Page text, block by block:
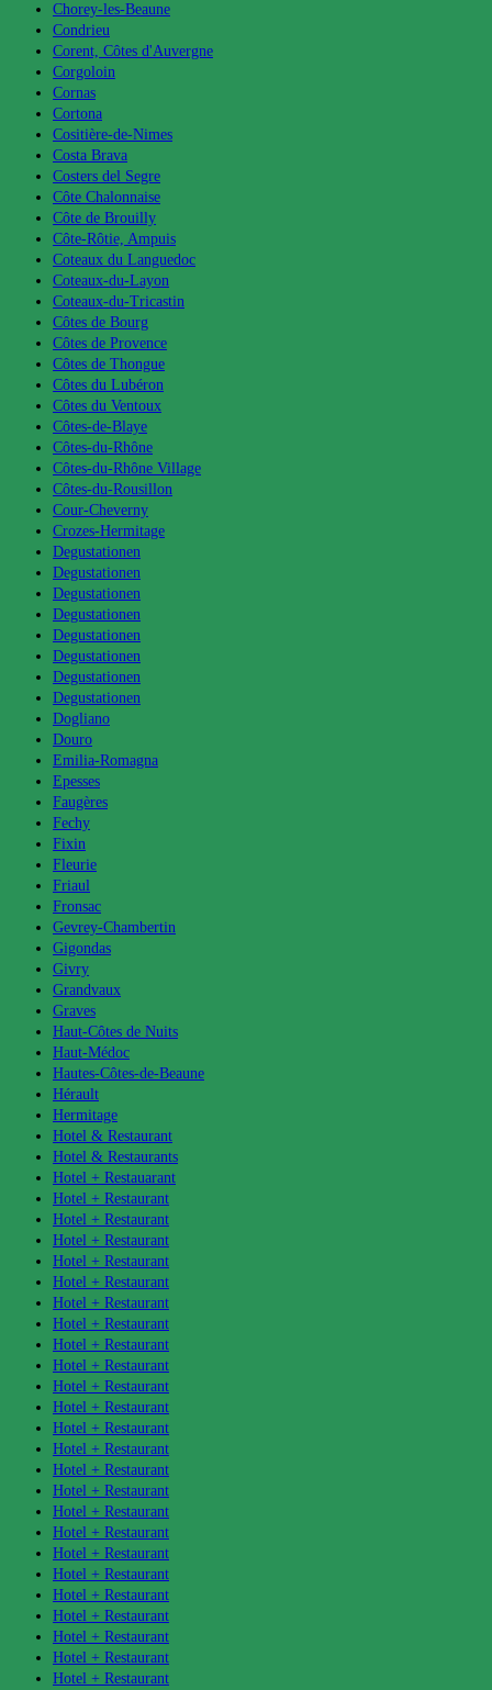
Chorey-les-Beaune
Condrieu
Corent, Côtes d'Auvergne
Corgoloin
Cornas
Cortona
Cositière-de-Nimes
Costa Brava
Costers del Segre
Côte Chalonnaise
Côte de Brouilly
Côte-Rôtie, Ampuis
Coteaux du Languedoc
Coteaux-du-Layon
Coteaux-du-Tricastin
Côtes de Bourg
Côtes de Provence
Côtes de Thongue
Côtes du Lubéron
Côtes du Ventoux
Côtes-de-Blaye
Côtes-du-Rhône
Côtes-du-Rhône Village
Côtes-du-Rousillon
Cour-Cheverny
Crozes-Hermitage
Degustationen
Degustationen
Degustationen
Degustationen
Degustationen
Degustationen
Degustationen
Degustationen
Dogliano
Douro
Emilia-Romagna
Epesses
Faugères
Fechy
Fixin
Fleurie
Friaul
Fronsac
Gevrey-Chambertin
Gigondas
Givry
Grandvaux
Graves
Haut-Côtes de Nuits
Haut-Médoc
Hautes-Côtes-de-Beaune
Hérault
Hermitage
Hotel & Restaurant
Hotel & Restaurants
Hotel + Restauarant
Hotel + Restaurant
Hotel + Restaurant
Hotel + Restaurant
Hotel + Restaurant
Hotel + Restaurant
Hotel + Restaurant
Hotel + Restaurant
Hotel + Restaurant
Hotel + Restaurant
Hotel + Restaurant
Hotel + Restaurant
Hotel + Restaurant
Hotel + Restaurant
Hotel + Restaurant
Hotel + Restaurant
Hotel + Restaurant
Hotel + Restaurant
Hotel + Restaurant
Hotel + Restaurant
Hotel + Restaurant
Hotel + Restaurant
Hotel + Restaurant
Hotel + Restaurant
Hotel + Restaurant